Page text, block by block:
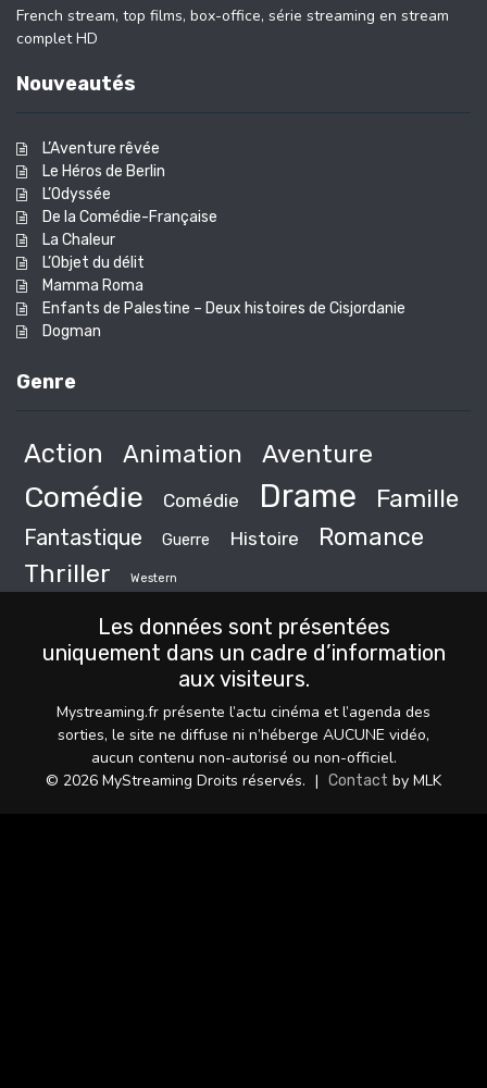
French stream, top films, box-office, série streaming en stream
complet HD
Nouveautés
L’Aventure rêvée
Le Héros de Berlin
L’Odyssée
De la Comédie-Française
La Chaleur
L’Objet du délit
Mamma Roma
Enfants de Palestine – Deux histoires de Cisjordanie
Dogman
Genre
Action Animation Aventure
Comédie Comédie Drame Famille
Fantastique Guerre Histoire Romance
Thriller Western
Les données sont présentées
uniquement dans un cadre d’information
aux visiteurs.
Mystreaming.fr présente l’actu cinéma et l’agenda des
sorties, le site ne diffuse ni n’héberge AUCUNE vidéo,
aucun contenu non-autorisé ou non-officiel.
© 2026 MyStreaming Droits réservés. | Contact by MLK